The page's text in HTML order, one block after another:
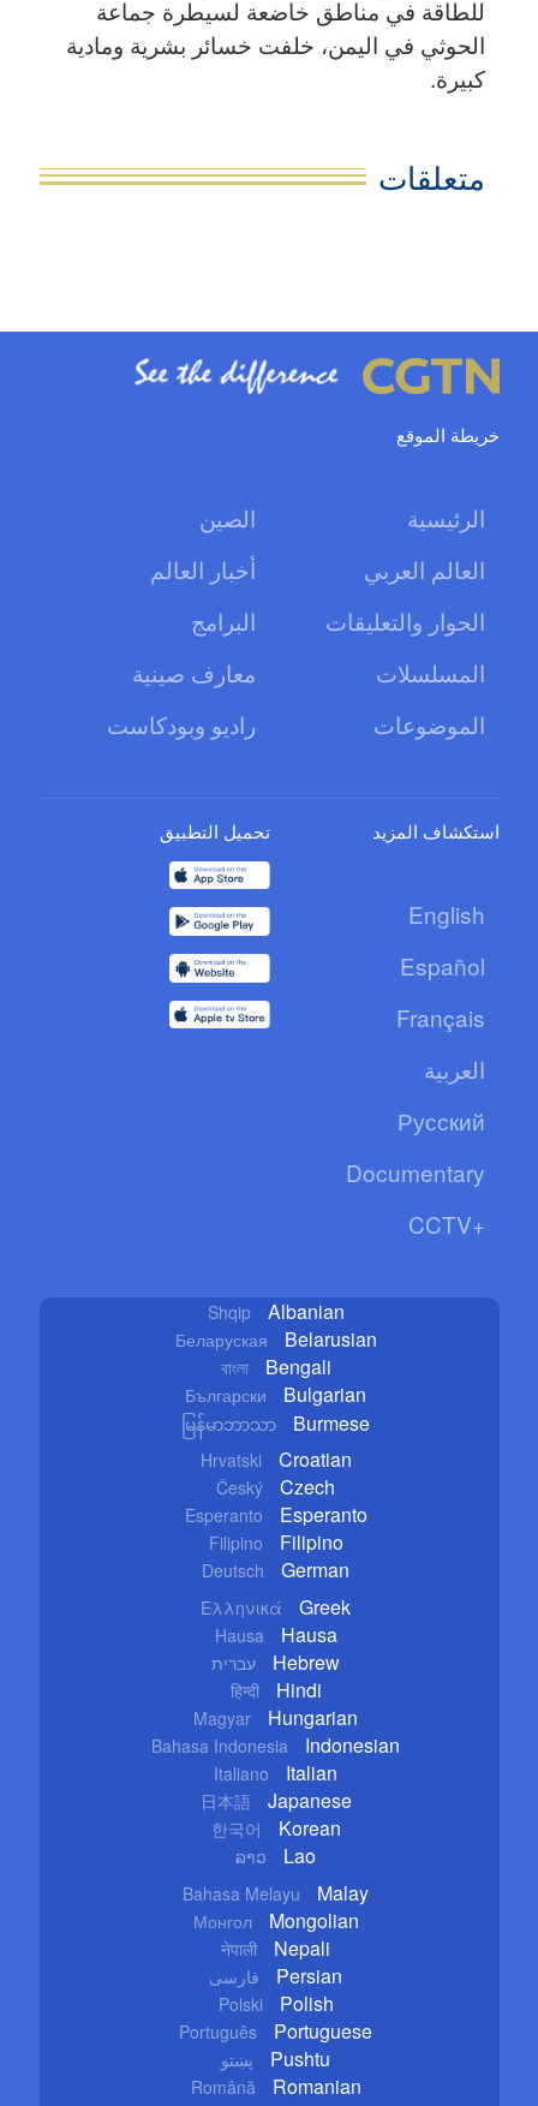
للطاقة في مناطق خاضعة لسيطرة جماعة
الحوثي في اليمن، خلفت خسائر بشرية ومادية
كبيرة.
متعلقات
خريطة الموقع
الرئيسية
الصين
العالم العربي
أخبار العالم
الحوار والتعليقات
البرامج
المسلسلات
معارف صينية
الموضوعات
راديو وبودكاست
استكشاف المزيد
English
Español
Français
العربية
Русский
Documentary
CCTV+
تحميل التطبيق
Shqip Albanian
Беларуская Belarusian
বাংলা Bengali
Български Bulgarian
မြန်မာဘာသာ Burmese
Hrvatski Croatian
Český Czech
Esperanto Esperanto
Filipino Filipino
Deutsch German
Ελληνικά Greek
Hausa Hausa
עברית Hebrew
हिन्दी Hindi
Magyar Hungarian
Bahasa Indonesia Indonesian
Italiano Italian
日本語 Japanese
한국어 Korean
ລາວ Lao
Bahasa Melayu Malay
Монгол Mongolian
नेपाली Nepali
فارسی Persian
Polski Polish
Português Portuguese
پښتو Pushtu
Română Romanian